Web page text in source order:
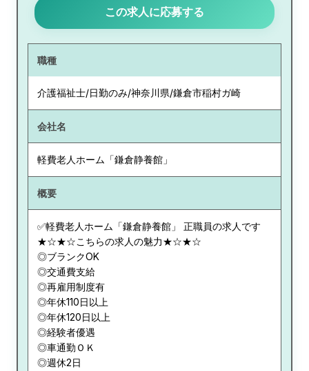
この求人に応募する
職種
介護福祉士/日勤のみ/神奈川県/鎌倉市稲村ガ崎
会社名
軽費老人ホーム「鎌倉静養館」
概要
✅軽費老人ホーム「鎌倉静養館」 正職員の求人です
★☆★☆こちらの求人の魅力★☆★☆
◎ブランクOK
◎交通費支給
◎再雇用制度有
◎年休110日以上
◎年休120日以上
◎経験者優遇
◎車通勤ＯＫ
◎週休2日